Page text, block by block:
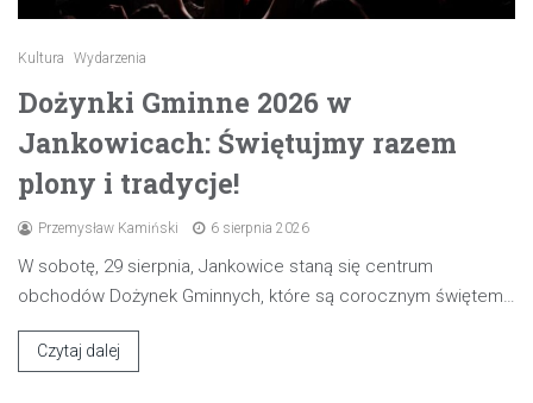
Kultura Wydarzenia
Dożynki Gminne 2026 w
Jankowicach: Świętujmy razem
plony i tradycje!
Przemysław Kamiński 6 sierpnia 2026
W sobotę, 29 sierpnia, Jankowice staną się centrum
obchodów Dożynek Gminnych, które są corocznym świętem…
Czytaj dalej